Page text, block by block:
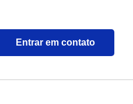
Entrar em contato